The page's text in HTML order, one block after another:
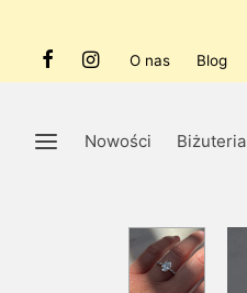
O nas Blog
Nowości Biżuteria